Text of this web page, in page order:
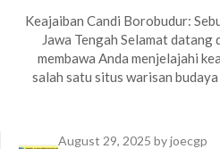
Keajaiban Candi Borobudur:
Jawa Tengah Selamat datang
membawa Anda menjelajahi
salah satu situs warisan
August 29, 2025 by joecgp